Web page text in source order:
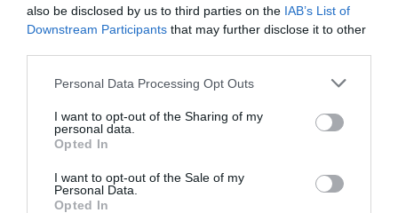
also be disclosed by us to third parties on the IAB’s List of
Downstream Participants that may further disclose it to other
Personal Data Processing Opt Outs
I want to opt-out of the Sharing of my
personal data.
Opted In
I want to opt-out of the Sale of my
Personal Data.
Opted In
homályos jövőkép – Itt vannak a Hello Wood
2025. november 5.